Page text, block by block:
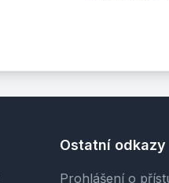
Ostatní odkazy
Prohlášení o